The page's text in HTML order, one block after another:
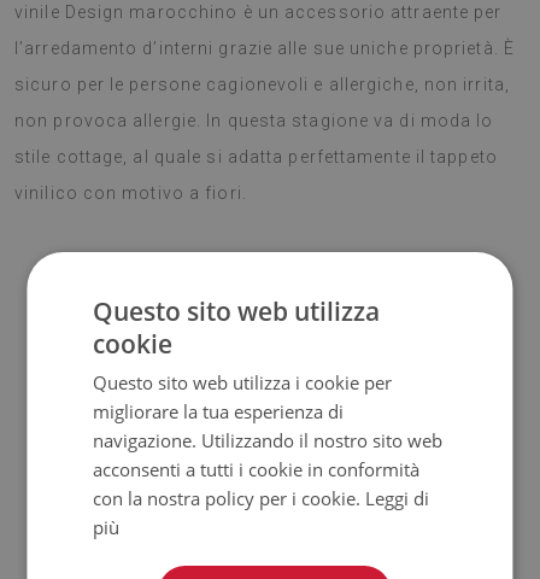
vinile Design marocchino è un accessorio attraente per
l’arredamento d’interni grazie alle sue uniche proprietà. È
sicuro per le persone cagionevoli e allergiche, non irrita,
non provoca allergie. In questa stagione va di moda lo
stile cottage, al quale si adatta perfettamente il tappeto
vinilico con motivo a fiori.
Spessore:1,6 mm.
Elevata resistenza alloscolorimento e ai raggi UV.
Tappetinon hanno le proprietà antiscivolo;
Prodotto facile da pulire,
Questo sito web utilizza
cookie
Questo sito web utilizza i cookie per
migliorare la tua esperienza di
navigazione. Utilizzando il nostro sito web
acconsenti a tutti i cookie in conformità
con la nostra policy per i cookie. Leggi di
più